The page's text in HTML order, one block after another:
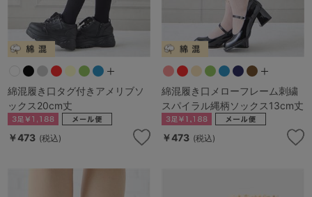
綿混履き口タグ付きアメリブソ
ックス20cm丈
￥473 (税込)
綿混履き口メローフレーム刺繍
スパイラル縄柄ソックス13cm丈
￥473 (税込)